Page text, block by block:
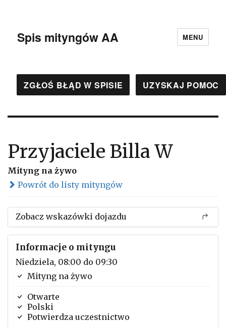
Spis mityngów AA MENU
ZGŁOŚ BŁĄD W SPISIE UZYSKAJ POMOC
Przyjaciele Billa W
Mityng na żywo
Powrót do listy mityngów
Zobacz wskazówki dojazdu
Informacje o mityngu
Niedziela, 08:00 do 09:30
Mityng na żywo
Otwarte
Polski
Potwierdza uczestnictwo